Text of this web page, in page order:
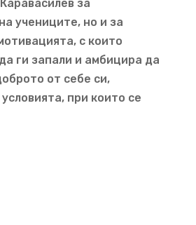
за
учениците, но и за
с които
ги запали и амбицира да
от себе си,
при които се